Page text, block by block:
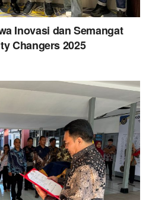
Inovasi dan Semangat
Changers 2025